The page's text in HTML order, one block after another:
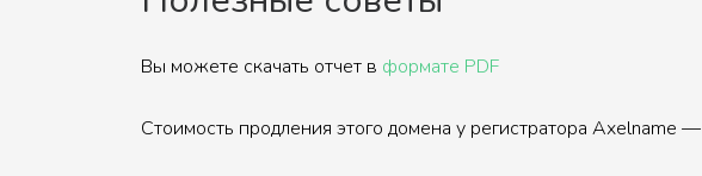
Вы можете скачать отчет в формате PDF
Стоимость продления этого домена у регистратора Axelname —